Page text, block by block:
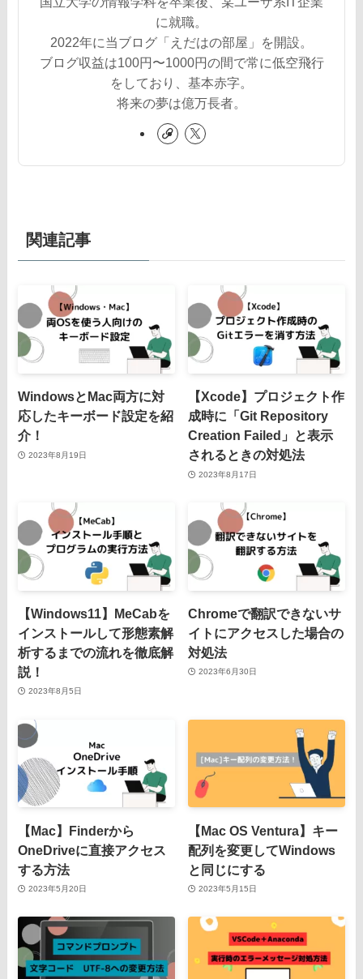
に就職。
2022年に当ブログ「えだはの部屋」を開設。
ブログ収益は100円〜1000円の間で常に低空飛行
をしており、基本赤字。
将来の夢は億万長者。
関連記事
WindowsとMac両方に対
応したキーボード設定を紹
介！
2023年8月19日
【Xcode】プロジェクト作
成時に「Git Repository
Creation Failed」と表示
されるときの対処法
2023年8月17日
【Windows11】MeCabを
インストールして形態素解
析するまでの流れを徹底解
説！
2023年8月5日
Chromeで翻訳できないサ
イトにアクセスした場合の
対処法
2023年6月30日
【Mac】Finderから
OneDriveに直接アクセス
する方法
2023年5月20日
【Mac OS Ventura】キー
配列を変更してWindows
と同じにする
2023年5月15日